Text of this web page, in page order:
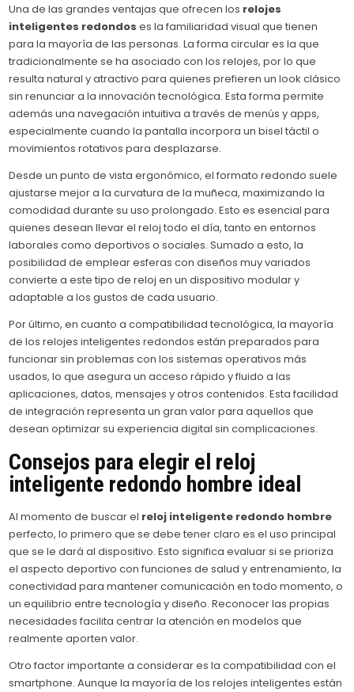
Una de las grandes ventajas que ofrecen los relojes
inteligentes redondos es la familiaridad visual que tienen
para la mayoría de las personas. La forma circular es la que
tradicionalmente se ha asociado con los relojes, por lo que
resulta natural y atractivo para quienes prefieren un look clásico
sin renunciar a la innovación tecnológica. Esta forma permite
además una navegación intuitiva a través de menús y apps,
especialmente cuando la pantalla incorpora un bisel táctil o
movimientos rotativos para desplazarse.
Desde un punto de vista ergonómico, el formato redondo suele
ajustarse mejor a la curvatura de la muñeca, maximizando la
comodidad durante su uso prolongado. Esto es esencial para
quienes desean llevar el reloj todo el día, tanto en entornos
laborales como deportivos o sociales. Sumado a esto, la
posibilidad de emplear esferas con diseños muy variados
convierte a este tipo de reloj en un dispositivo modular y
adaptable a los gustos de cada usuario.
Por último, en cuanto a compatibilidad tecnológica, la mayoría
de los relojes inteligentes redondos están preparados para
funcionar sin problemas con los sistemas operativos más
usados, lo que asegura un acceso rápido y fluido a las
aplicaciones, datos, mensajes y otros contenidos. Esta facilidad
de integración representa un gran valor para aquellos que
desean optimizar su experiencia digital sin complicaciones.
Consejos para elegir el reloj
inteligente redondo hombre ideal
Al momento de buscar el reloj inteligente redondo hombre
perfecto, lo primero que se debe tener claro es el uso principal
que se le dará al dispositivo. Esto significa evaluar si se prioriza
el aspecto deportivo con funciones de salud y entrenamiento, la
conectividad para mantener comunicación en todo momento, o
un equilibrio entre tecnología y diseño. Reconocer las propias
necesidades facilita centrar la atención en modelos que
realmente aporten valor.
Otro factor importante a considerar es la compatibilidad con el
smartphone. Aunque la mayoría de los relojes inteligentes están